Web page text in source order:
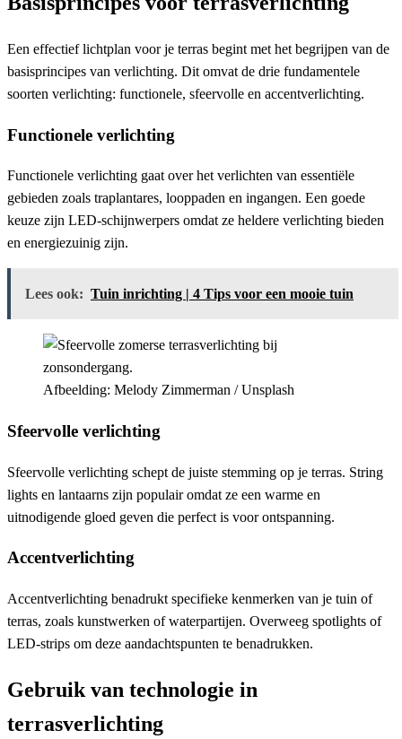
Een effectief lichtplan voor je terras begint met het begrijpen van de
basisprincipes van verlichting. Dit omvat de drie fundamentele
soorten verlichting: functionele, sfeervolle en accentverlichting.
Functionele verlichting
Functionele verlichting gaat over het verlichten van essentiële
gebieden zoals traplantares, looppaden en ingangen. Een goede
keuze zijn LED-schijnwerpers omdat ze heldere verlichting bieden
en energiezuinig zijn.
Lees ook: Tuin inrichting | 4 Tips voor een mooie tuin
Afbeelding: Melody Zimmerman / Unsplash
Sfeervolle verlichting
Sfeervolle verlichting schept de juiste stemming op je terras. String
lights en lantaarns zijn populair omdat ze een warme en
uitnodigende gloed geven die perfect is voor ontspanning.
Accentverlichting
Accentverlichting benadrukt specifieke kenmerken van je tuin of
terras, zoals kunstwerken of waterpartijen. Overweeg spotlights of
LED-strips om deze aandachtspunten te benadrukken.
Gebruik van technologie in
terrasverlichting